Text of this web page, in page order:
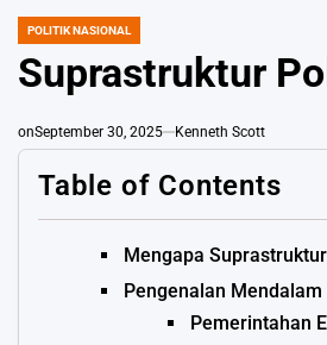
POSTED
POLITIK NASIONAL
Suprastruktur
onSeptember 30, 2025 Kenneth Scott
Table of Contents
Mengapa
Pengenalan
Pemerintahan